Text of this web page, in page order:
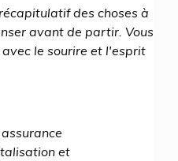
des choses à
avant de partir. Vous
le sourire et l'esprit
et